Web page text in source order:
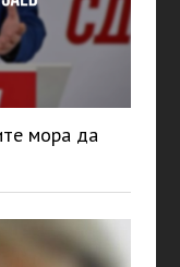
мора да